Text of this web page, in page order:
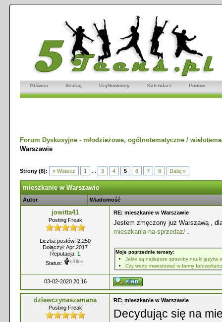
Główna Szukaj Użytkownicy Kalendarz Pomoc
Forum Dyskusyjne - młodzieżowe, ogólnotematyczne /
Warszawie
Strony (8): « Wstecz 1 3 4 5 6 7 8 Dalej »
mieszkanie w Warszawie
Autor Wiadomość
jowitta41
Posting Freak
Liczba postów: 2,250
Dołączył: Apr 2017
Reputacja: 1
Status:
RE: mieszkanie w Warszawie
Jestem zmęczony juz Warszawą ,
mieszkania-na-sprzedaz/ .
Moje poprzednie tematy:
Jakie są najlepsze sposoby nauki języka
Czy warto inwestować w farmy
03-02-2020 20:16
dziewczynaszamana
Posting Freak
RE: mieszkanie w Warszawie
Decydując się na